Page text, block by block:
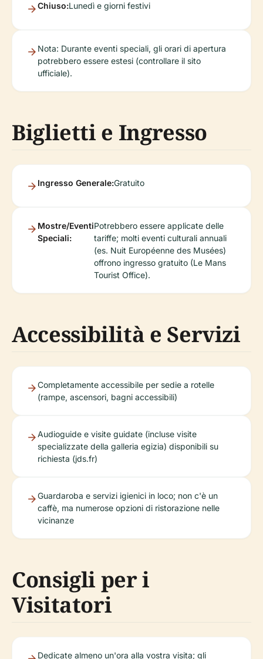
Chiuso:Lunedì e giorni festivi
Nota: Durante eventi speciali, gli orari di apertura
potrebbero essere estesi (controllare il sito
ufficiale).
Biglietti e Ingresso
Ingresso Generale:Gratuito
Mostre/Eventi
Speciali:
Potrebbero essere applicate delle
tariffe; molti eventi culturali annuali
(es. Nuit Européenne des Musées)
offrono ingresso gratuito (Le Mans
Tourist Office).
Accessibilità e Servizi
Completamente accessibile per sedie a rotelle
(rampe, ascensori, bagni accessibili)
Audioguide e visite guidate (incluse visite
specializzate della galleria egizia) disponibili su
richiesta (jds.fr)
Guardaroba e servizi igienici in loco; non c'è un
caffè, ma numerose opzioni di ristorazione nelle
vicinanze
Consigli per i
Visitatori
Dedicate almeno un'ora alla vostra visita; gli